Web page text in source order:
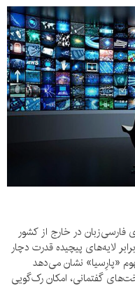
فارسی‌زبان در خارج از کشور
لایه‌های پیچیده قدرت دچار
«پارِسیا» نشان می‌دهد
گفتمانی، امکان رک‌گویی